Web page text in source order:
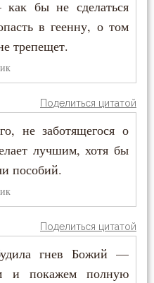
бы не сделаться
в геенну, о том
трепещет.
Поделиться цитатой
не заботящегося о
лучшим, хотя бы
пособий.
Поделиться цитатой
гнев Божий —
и покажем полную